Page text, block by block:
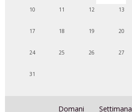
10 11 12 13
17 18 19 20
24 25 26 27
31
Domani Settimana